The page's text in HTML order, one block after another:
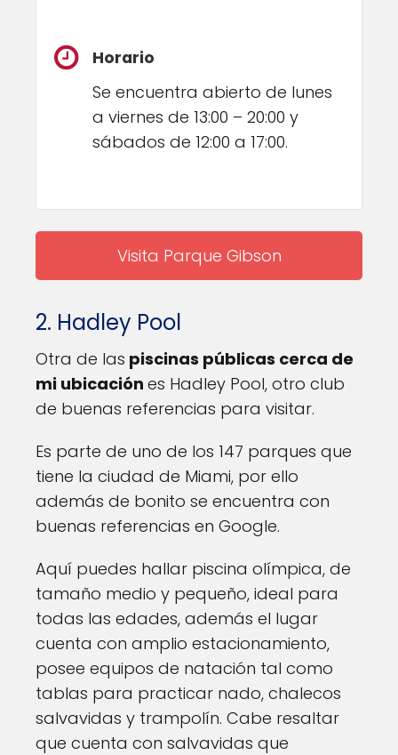
Horario
Se encuentra abierto de lunes
a viernes de 13:00 – 20:00 y
sábados de 12:00 a 17:00.
Visita Parque Gibson
2. Hadley Pool
Otra de las piscinas públicas cerca de
mi ubicación es Hadley Pool, otro club
de buenas referencias para visitar.
Es parte de uno de los 147 parques que
tiene la ciudad de Miami, por ello
además de bonito se encuentra con
buenas referencias en Google.
Aquí puedes hallar piscina olímpica, de
tamaño medio y pequeño, ideal para
todas las edades, además el lugar
cuenta con amplio estacionamiento,
posee equipos de natación tal como
tablas para practicar nado, chalecos
salvavidas y trampolín. Cabe resaltar
que cuenta con salvavidas que